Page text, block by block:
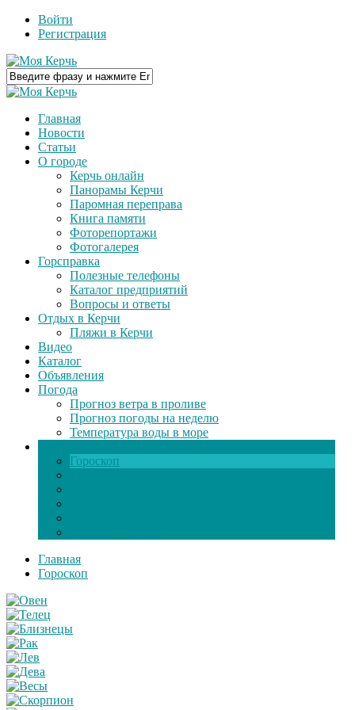
Войти
Регистрация
Главная
Новости
Статьи
О городе
Керчь онлайн
Панорамы Керчи
Паромная переправа
Книга памяти
Фоторепортажи
Фотогалерея
Горсправка
Полезные телефоны
Каталог предприятий
Вопросы и ответы
Отдых в Керчи
Пляжи в Керчи
Видео
Каталог
Объявления
Погода
Прогноз ветра в проливе
Прогноз погоды на неделю
Температура воды в море
Гороскоп
Главная
Гороскоп